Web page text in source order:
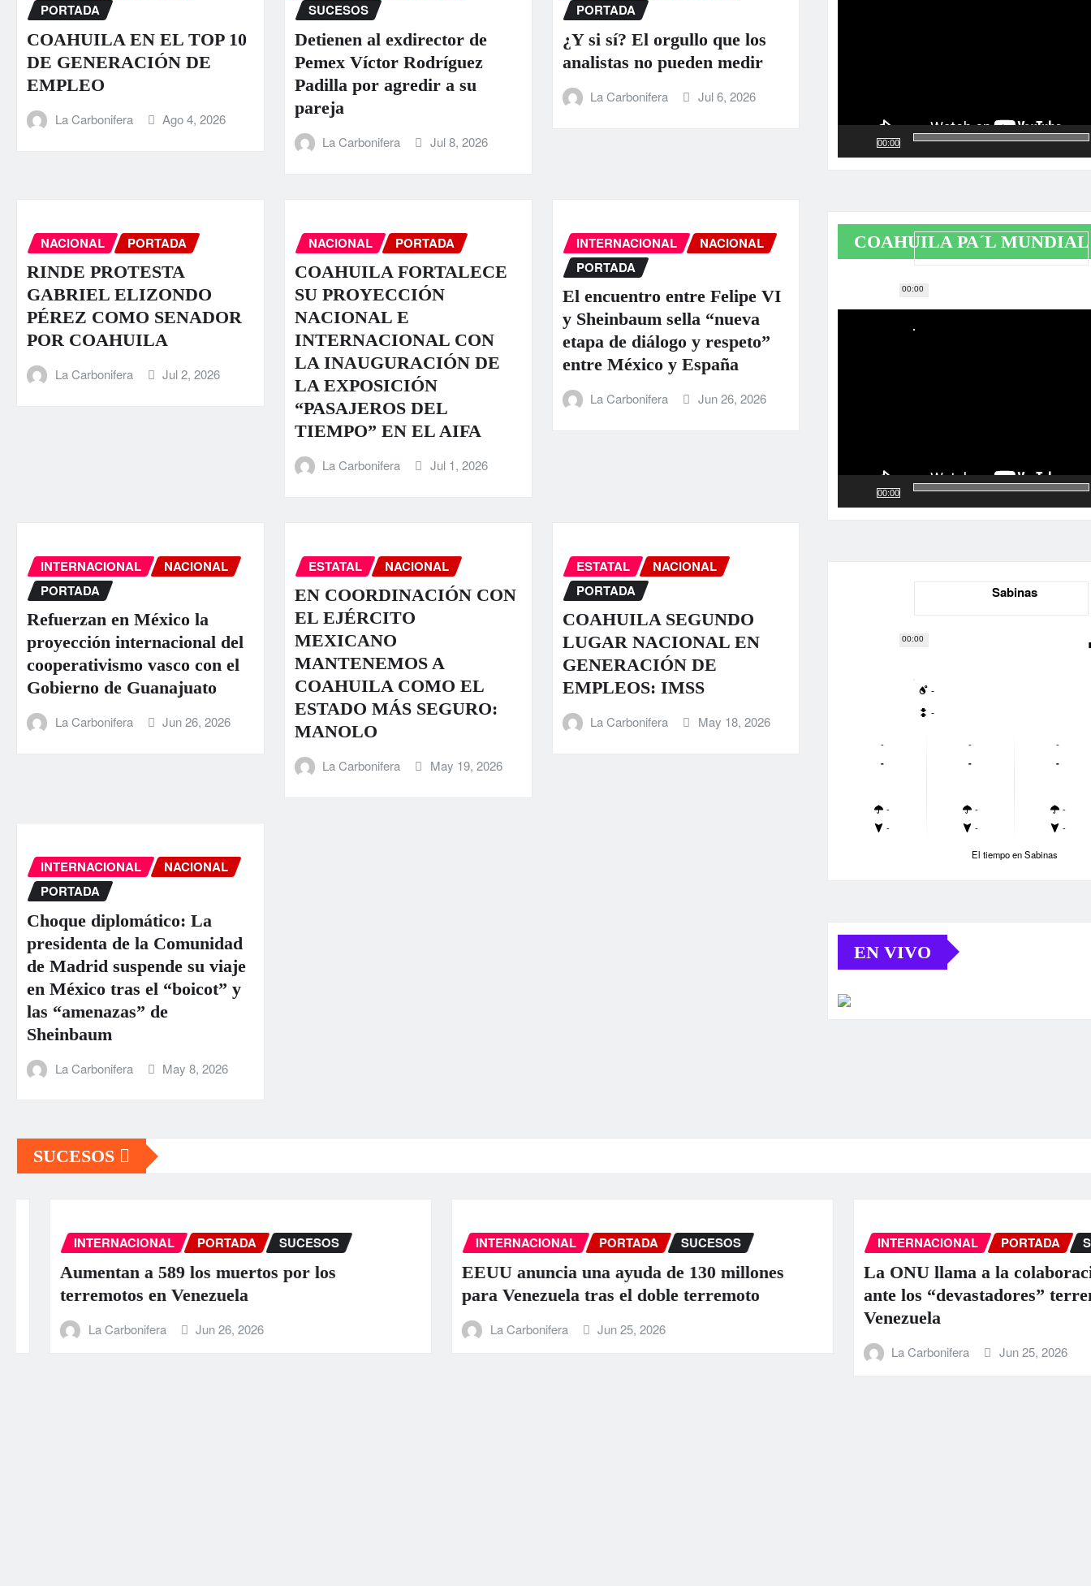
PORTADA
COAHUILA EN EL TOP 10
DE GENERACIÓN DE
EMPLEO
La Carbonifera Ago 4, 2026
SUCESOS
Detienen al exdirector de
Pemex Víctor Rodríguez
Padilla por agredir a su
pareja
La Carbonifera Jul 8, 2026
PORTADA
¿Y si sí? El orgullo que los
analistas no pueden medir
La Carbonifera Jul 6, 2026
NACIONAL PORTADA
RINDE PROTESTA
GABRIEL ELIZONDO
PÉREZ COMO SENADOR
POR COAHUILA
La Carbonifera Jul 2, 2026
NACIONAL PORTADA
COAHUILA FORTALECE
SU PROYECCIÓN
NACIONAL E
INTERNACIONAL CON
LA INAUGURACIÓN DE
LA EXPOSICIÓN
“PASAJEROS DEL
TIEMPO” EN EL AIFA
La Carbonifera Jul 1, 2026
INTERNACIONAL
NACIONAL
PORTADA
El encuentro entre Felipe VI
y Sheinbaum sella “nueva
etapa de diálogo y respeto”
entre México y España
La Carbonifera Jun 26, 2026
INTERNACIONAL
NACIONAL
PORTADA
Refuerzan en México la
proyección internacional del
cooperativismo vasco con el
Gobierno de Guanajuato
La Carbonifera Jun 26, 2026
ESTATAL NACIONAL
EN COORDINACIÓN CON
EL EJÉRCITO
MEXICANO
MANTENEMOS A
COAHUILA COMO EL
ESTADO MÁS SEGURO:
MANOLO
La Carbonifera May 19, 2026
ESTATAL
NACIONAL
PORTADA
COAHUILA SEGUNDO
LUGAR NACIONAL EN
GENERACIÓN DE
EMPLEOS: IMSS
La Carbonifera May 18, 2026
INTERNACIONAL
NACIONAL
PORTADA
Choque diplomático: La
presidenta de la Comunidad
de Madrid suspende su viaje
en México tras el “boicot” y
las “amenazas” de
Sheinbaum
La Carbonifera May 8, 2026
00:00
00:00
COAHUILA PA´L MUNDIAL
Reproductor
00:00
00:00
Sabinas
-
-
-
-
-
-
-
-
-
-
-
-
-
-
El tiempo en Sabinas
EN VIVO
SUCESOS
INTERNACIONAL PORTADA SUCESOS
Aumentan a 589 los muertos por los
terremotos en Venezuela
La Carbonifera Jun 26, 2026
INTERNACIONAL PORTADA SUCESOS
EEUU anuncia una ayuda de 130 millones
para Venezuela tras el doble terremoto
La Carbonifera Jun 25, 2026
INTERNACIONAL PORTADA
La ONU llama a la colaboración
ante los “devastadores”
Venezuela
La Carbonifera Jun 25, 2026